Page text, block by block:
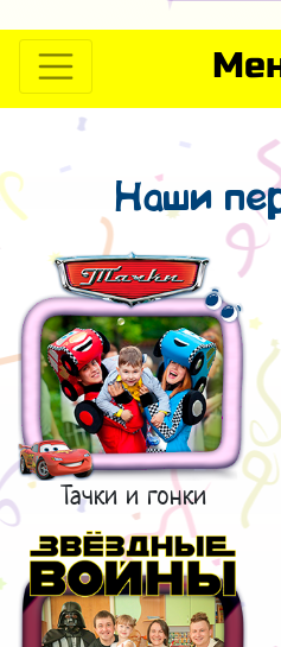
Наши
Тачки и гонки